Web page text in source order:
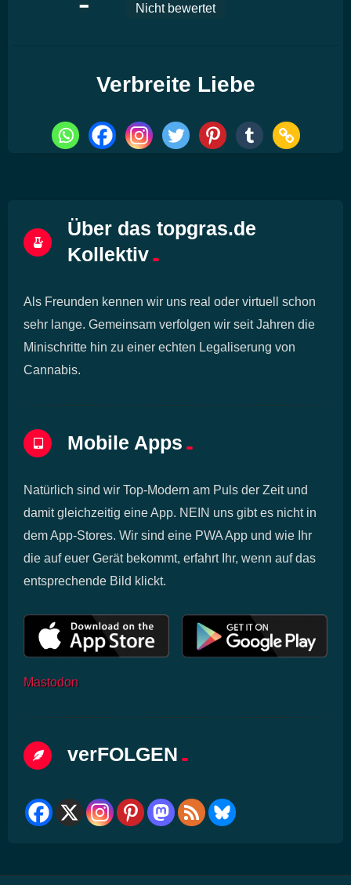
Nicht bewertet
Verbreite Liebe
Über das topgras.de
Kollektiv
Als Freunden kennen wir uns real oder virtuell schon
sehr lange. Gemeinsam verfolgen wir seit Jahren die
Minischritte hin zu einer echten Legaliserung von
Cannabis.
Mobile Apps
Natürlich sind wir Top-Modern am Puls der Zeit und
damit gleichzeitig eine App. NEIN uns gibt es nicht in
dem App-Stores. Wir sind eine PWA App und wie Ihr
die auf euer Gerät bekommt, erfahrt Ihr, wenn auf das
entsprechende Bild klickt.
Mastodon
verFOLGEN